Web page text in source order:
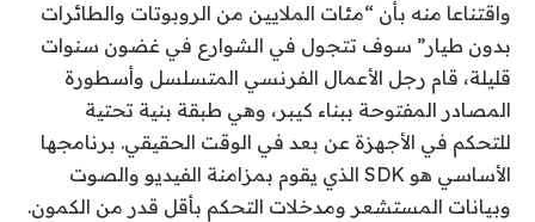
واقتناعا منه بأن “مئات الملايين من الروبوتات والطائرات
بدون طيار” سوف تتجول في الشوارع في غضون سنوات
قليلة، قام رجل الأعمال الفرنسي المتسلسل وأسطورة
المصادر المفتوحة ببناء كيبر، وهي طبقة بنية تحتية
للتحكم في الأجهزة عن بعد في الوقت الحقيقي. برنامجها
الأساسي هو SDK الذي يقوم بمزامنة الفيديو والصوت
وبيانات المستشعر ومدخلات التحكم بأقل قدر من الكمون.